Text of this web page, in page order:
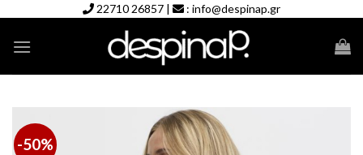
content
22710 26857 | : info@despinap.gr
-50%